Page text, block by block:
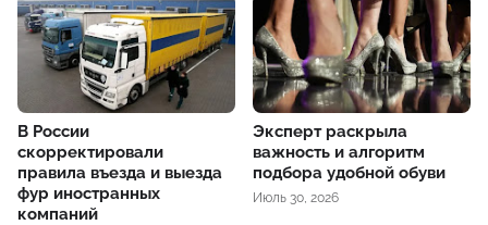
В России
скорректировали
правила въезда и выезда
фур иностранных
компаний
Эксперт раскрыла
важность и алгоритм
подбора удобной обуви
Июль 30, 2026